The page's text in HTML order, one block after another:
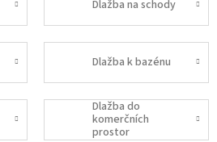
Dlažba na schody
Dlažba k bazénu
Dlažba do
komerčních
prostor